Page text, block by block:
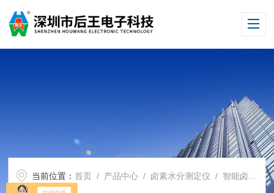
当前位置：首页 / 产品中心 / 卤素水分测定仪 / 智能卤素水分测定仪